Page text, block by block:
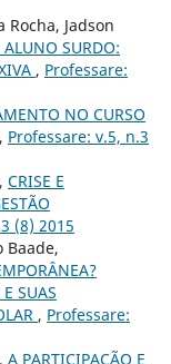
Rocha, Jadson
SURDO:
, Professare:
NO CURSO
, Professare: v.5, n.3
CRISE E
(8) 2015
Baade,
SUAS
, Professare:
A PARTICIPAÇÃO E